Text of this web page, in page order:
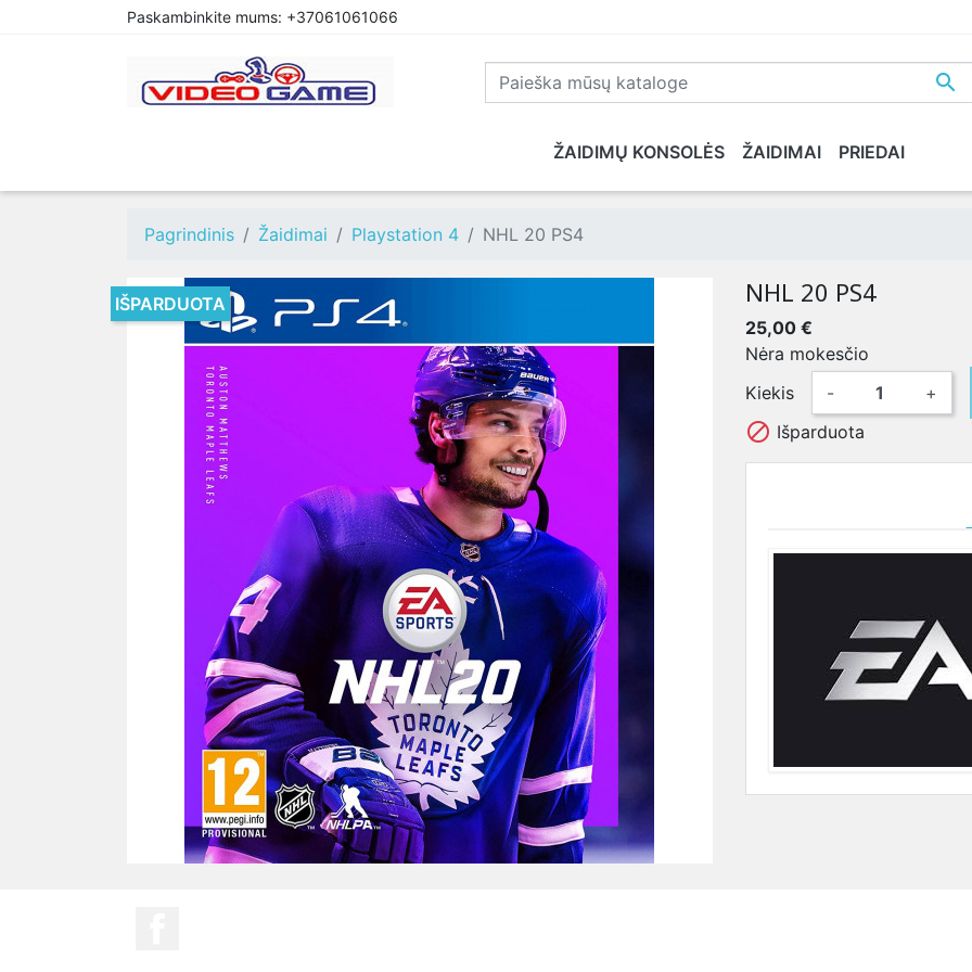
Paskambinkite mums: +37061061066

ŽAIDIMŲ KONSOLĖS ŽAIDIMAI
PREORDER PLAYSTATION 4 XBOX ONE PLAYSTATION 5 XBOX SERIES X NINTENDO
PRIEDAI
Pagrindinis Žaidimai Playstation 4 NHL 20 PS4
IŠPARDUOTA NHL 20 PS4
25,00 €
Nėra mokesčio
Kiekis
- +
 Išparduota